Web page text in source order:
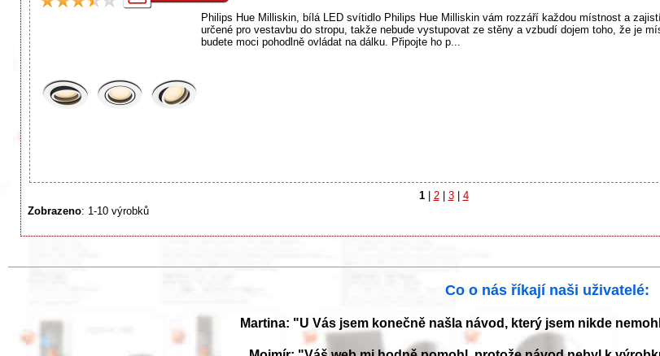
Philips Hue Milliskin, bílá LED svítidlo Philips Hue Milliskin vám rozzáří každou místnost a
určené pro vestavbu do stropu, takže nebude vystupovat ze stěny a vzbudí dojem toho, že je
budete moci pohodlně ovládat na dálku. Připojte ho p...
1 | 2 | 3 | 4
Zobrazeno: 1-10 výrobků
Co o nás říkají naši uživatelé:
Martina: "U Vás jsem konečně našla návod, který jsem nikde